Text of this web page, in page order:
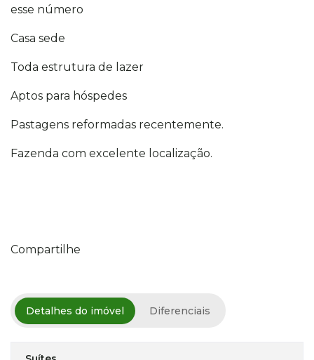
esse número
Casa sede
Toda estrutura de lazer
Aptos para hóspedes
Pastagens reformadas recentemente.
Fazenda com excelente localização.
Compartilhe
Detalhes do imóvel Diferenciais